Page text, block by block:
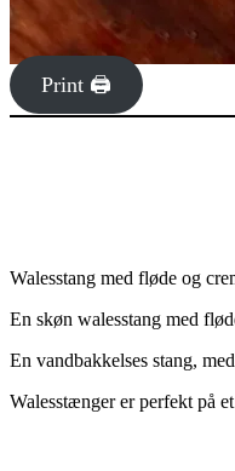
Print 🖨
Walesstang med fløde og
En skøn walesstang med
En vandbakkelses stang,
Walesstænger er perfekt på